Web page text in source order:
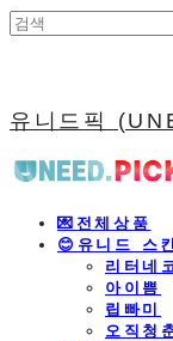
유니드픽
💌전체상품
😊유니드 스
리터네
아이쁨
립빠미
오직청